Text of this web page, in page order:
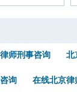
师刑事咨询 北
询 在线北京律